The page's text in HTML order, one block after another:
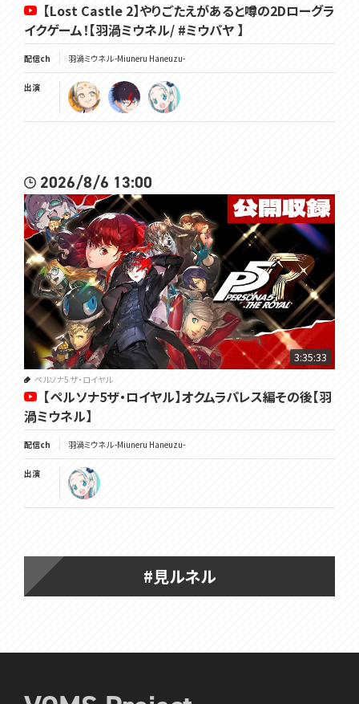
【Lost Castle 2】やりごたえがあると噂の2Dローグラ
イクゲーム！【羽渦ミウネル/ #ミウパヤ 】
配信ch 羽渦ミウネル -Miuneru Haneuzu-
出演
2026/8/6 13:00
3:35:33
ペルソナ5 ザ・ロイヤル
【ペルソナ5ザ・ロイヤル】オクムラパレス編その後【羽
渦ミウネル】
配信ch 羽渦ミウネル -Miuneru Haneuzu-
出演
#見ルネル